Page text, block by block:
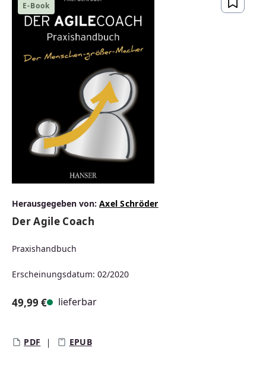
E-Book
Herausgegeben von: Axel Schröder
Der Agile Coach
Praxishandbuch
Erscheinungsdatum: 02/2020
49,99 € lieferbar
PDF EPUB